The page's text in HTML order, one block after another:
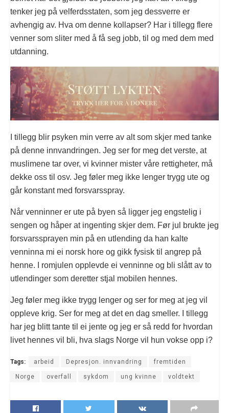
tenker jeg på velferdsstaten, som jeg dessverre er
avhengig av. Hva om denne kollapser? Har i tillegg flere
venner som sliter med å få seg jobb, til og med dem med
utdanning.
I tillegg blir psyken min verre av alt som skjer med tanke
på denne innvandringen. Jeg ser for meg det verste, at
muslimene tar over, vi kvinner mister våre rettigheter, må
dekke oss til osv. Jeg føler meg ikke lenger trygg ute og
går konstant med forsvarsspray.
Når venninner er ute på byen så ligger jeg engstelig i
sengen og håper at ingenting skjer dem. Før jul brukte jeg
forsvarssprayen min på en utlending da han kalte
venninna mi ei norsk hore og gikk fysisk til angrep på
henne. I romjulen opplevde ei venninne og bli slått av to
utlendinger som deretter stjal mobilen hennes.
Jeg føler meg ikke trygg lenger og ser for meg at jeg vil
oppleve krig. Ser for meg at det en dag smeller. I tillegg
har jeg blitt tante til ei jente og jeg er så redd for hvordan
livet hennes vil bli, hva slags Norge vil hun vokse opp i?
Tags: arbeid Depresjon. innvandring fremtiden
Norge overfall sykdom ung kvinne voldtekt